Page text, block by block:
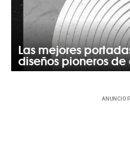
Las mejores
diseños pioneros de
ANUNCIO